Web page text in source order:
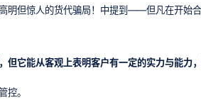
明但惊人的货代骗局！中提到——但凡在开始
但它能从客观上表明客户有一定的实力与能力，
控。